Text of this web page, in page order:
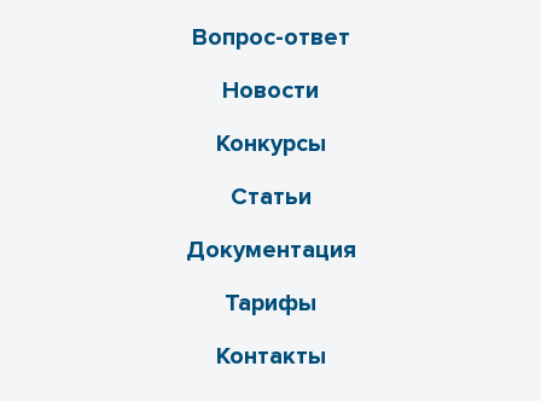
Вопрос-ответ
Новости
Конкурсы
Статьи
Документация
Тарифы
Контакты